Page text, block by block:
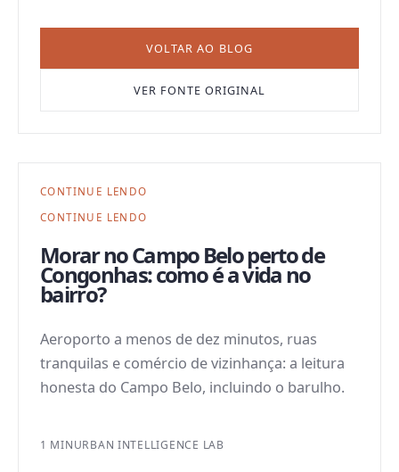
VOLTAR AO BLOG
VER FONTE ORIGINAL
CONTINUE LENDO
CONTINUE LENDO
Morar no Campo Belo perto de
Congonhas: como é a vida no
bairro?
Aeroporto a menos de dez minutos, ruas
tranquilas e comércio de vizinhança: a leitura
honesta do Campo Belo, incluindo o barulho.
1 MINURBAN INTELLIGENCE LAB